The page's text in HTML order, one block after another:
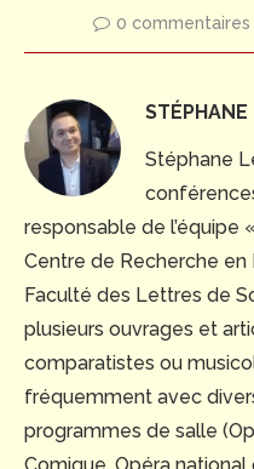
0 commentaires
STÉPHANE
Stéphane
responsable de l’équipe
Centre de Recherche
Faculté des Lettres de
plusieurs ouvrages et
comparatistes ou
fréquemment avec
programmes de salle
Comique, Opéra